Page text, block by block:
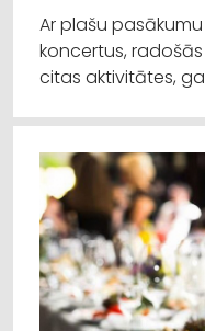
Ar plašu
koncertus,
citas aktivitātes,